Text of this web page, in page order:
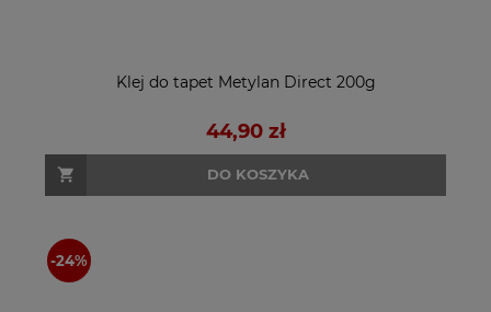
Klej do tapet Metylan Direct 200g
44,90 zł
DO KOSZYKA